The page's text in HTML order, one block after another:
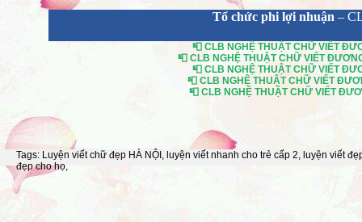
Tổ chức phi lợi nhuận –
📮 CLB NGHỆ THUẬT CHỮ VIẾT
📮 CLB NGHỆ THUẬT CHỮ VIẾT
📮 CLB NGHỆ THUẬT CHỮ VIẾT
📮 CLB NGHỆ THUẬT CHỮ VIẾT
📮 CLB NGHỆ THUẬT CHỮ VIẾT
Tags: Luyện viết chữ đẹp HÀ NỘI , luyện viết nhanh cho trẻ cấp 2, luyện viết
đẹp cho họ,